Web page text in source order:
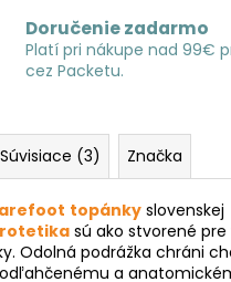
Doručenie zadarmo
Platí pri nákupe nad 99€
cez Packetu.
Súvisiace (3) Značka
topánky slovenskej
sú ako stvorené
Odolná podrážka chráni
a